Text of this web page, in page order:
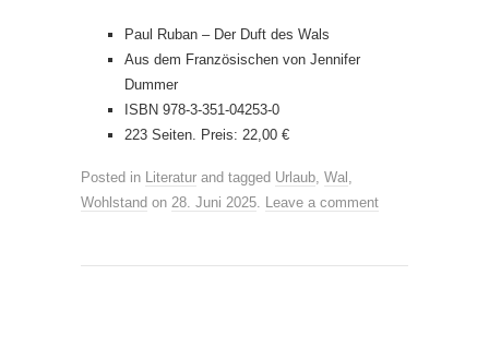
Paul Ruban – Der Duft des Wals
Aus dem Französischen von Jennifer
Dummer
ISBN 978-3-351-04253-0
223 Seiten. Preis: 22,00 €
Posted in Literatur and tagged Urlaub Wal
Wohlstand on 28. Juni 2025 Leave a comment